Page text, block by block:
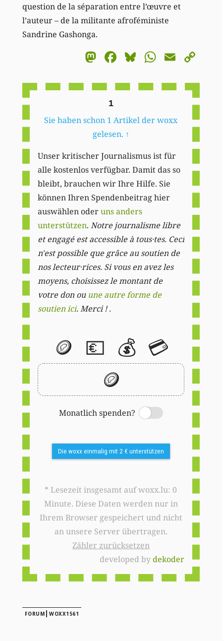
question de la séparation entre l’œuvre et
l’auteur – de la militante afroféministe
Sandrine Gashonga.
Mastodon
Facebook
BlueskyEmail
1
Sie haben schon 1 Artikel der woxx
gelesen. ↑
Unser kritischer Journalismus ist für
alle kostenlos verfügbar. Damit das so
bleibt, brauchen wir Ihre Hilfe. Sie
können Ihren Spendenbeitrag hier
auswählen oderuns anders
unterstützen. Notre journalisme libre
et engagé est accessible à tous·tes. Ceci
n'est possible que grâce au soutien de
nos lecteur·rices. Si vous en avez les
moyens, choisissez le montant de
votre don ou une autre forme de
soutien ici. Merci ! .
🪙 💶 💰 💳
🪙
Monatlich spenden?
Switch
Die woxx einmalig mit 2 € unterstützen
* Lesezeit insgesamt auf woxx.lu: 0
Minute. Diese Daten werden nur in
Ihrem Browser gespeichert und nicht
an unsere Server übertragen.
Zähler zurücksetzen
developed bydekoder
FORUM |WOXX1561